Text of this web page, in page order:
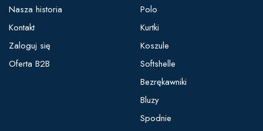
Nasza historia
Kontakt
Zaloguj się
Oferta B2B
Polo
Kurtki
Koszule
Softshelle
Bezrękawniki
Bluzy
Spodnie